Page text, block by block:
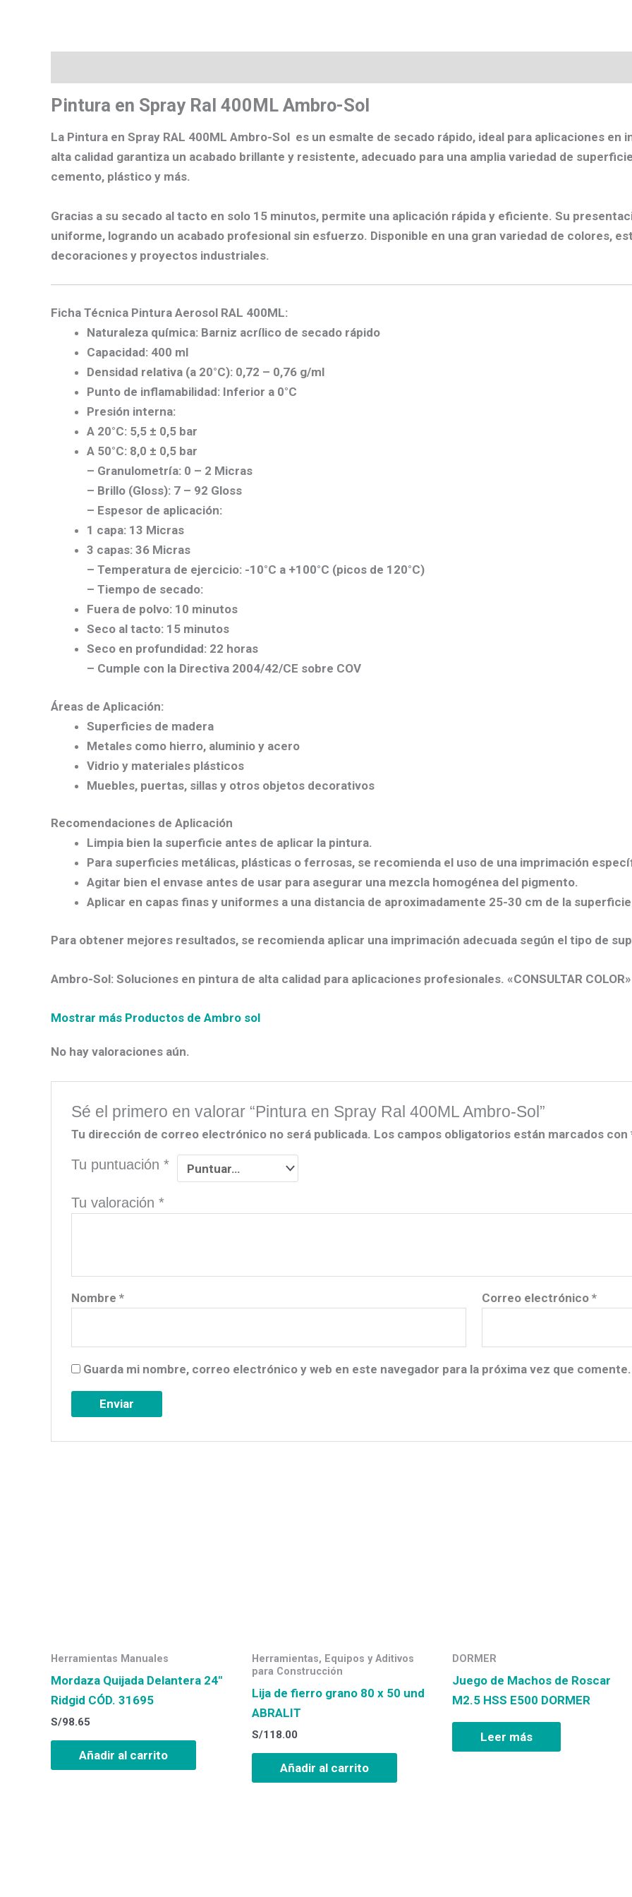
Pintura en Spray Ral 400ML Ambro-Sol
La Pintura en Spray RAL 400ML Ambro-Sol es un esmalte de secado rápido, ideal para aplicaciones
alta calidad garantiza un acabado brillante y resistente, adecuado para una amplia variedad de
cemento, plástico y más.
Gracias a su secado al tacto en solo 15 minutos, permite una aplicación rápida y eficiente. Su
uniforme, logrando un acabado profesional sin esfuerzo. Disponible en una gran variedad de colores,
decoraciones y proyectos industriales.
Ficha Técnica Pintura Aerosol RAL 400ML:
Naturaleza química: Barniz acrílico de secado rápido
Capacidad: 400 ml
Densidad relativa (a 20°C): 0,72 – 0,76 g/ml
Punto de inflamabilidad: Inferior a 0°C
Presión interna:
A 20°C: 5,5 ± 0,5 bar
A 50°C: 8,0 ± 0,5 bar
– Granulometría: 0 – 2 Micras
– Brillo (Gloss): 7 – 92 Gloss
– Espesor de aplicación:
1 capa: 13 Micras
3 capas: 36 Micras
– Temperatura de ejercicio: -10°C a +100°C (picos de 120°C)
– Tiempo de secado:
Fuera de polvo: 10 minutos
Seco al tacto: 15 minutos
Seco en profundidad: 22 horas
– Cumple con la Directiva 2004/42/CE sobre COV
Áreas de Aplicación:
Superficies de madera
Metales como hierro, aluminio y acero
Vidrio y materiales plásticos
Muebles, puertas, sillas y otros objetos decorativos
Recomendaciones de Aplicación
Limpia bien la superficie antes de aplicar la pintura.
Para superficies metálicas, plásticas o ferrosas, se recomienda el uso de una imprimación
Agitar bien el envase antes de usar para asegurar una mezcla homogénea del pigmento.
Aplicar en capas finas y uniformes a una distancia de aproximadamente 25-30 cm de la
Para obtener mejores resultados, se recomienda aplicar una imprimación adecuada según el tipo de
Ambro-Sol: Soluciones en pintura de alta calidad para aplicaciones profesionales. «CONSULTAR COLOR»
Mostrar más Productos de Ambro sol
No hay valoraciones aún.
Sé el primero en valorar “Pintura en Spray Ral 400ML Ambro-Sol”
Tu dirección de correo electrónico no será publicada. Los campos obligatorios están marcados con
Tu puntuación*
Tu valoración*
Nombre* Correo electrónico*
Guarda mi nombre, correo electrónico y web en este navegador para la próxima vez que comente.
Herramientas Manuales
Mordaza Quijada Delantera 24″
Ridgid CÓD. 31695
S/98.65
Añadir al carrito
Herramientas, Equipos y Aditivos
para Construcción
Lija de fierro grano 80 x 50 und
ABRALIT
S/118.00
Añadir al carrito
DORMER
Juego de Machos de Roscar
M2.5 HSS E500 DORMER
Leer más